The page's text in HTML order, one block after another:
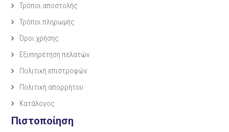
Τρόποι αποστολής
Τρόποι πληρωμής
Όροι χρήσης
Εξυπηρέτηση πελατών
Πολιτική επιστροφών
Πολιτική απορρήτου
Κατάλογος
Πιστοποίηση